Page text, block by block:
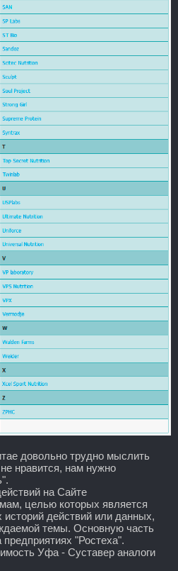
довольно трудно мыслить
нравится, нам нужно
на Сайте
целью которых является
действий или данных,
темы. Основную часть
"Ростеха".
Уфа - Суставер аналоги